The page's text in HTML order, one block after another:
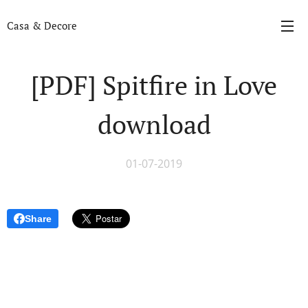
Casa & Decore
[PDF] Spitfire in Love
download
01-07-2019
Share